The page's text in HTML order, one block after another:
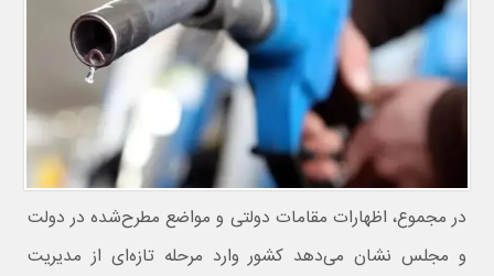
در مجموع، اظهارات مقامات دولتی و مواضع مطرح‌شده در دولت
و مجلس نشان می‌دهد کشور وارد مرحله تازه‌ای از مدیریت